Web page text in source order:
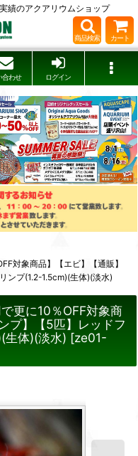
績のアクアリウムショップ
商品検索 カート
合わせ ログイン
対象商品】【エビ】【通販】
ンプ(1.2-1.5cm)(生体)(淡水)
更に10％OFF対象商
プ】【5匹】レッドフ
生体)(淡水) [ze01-